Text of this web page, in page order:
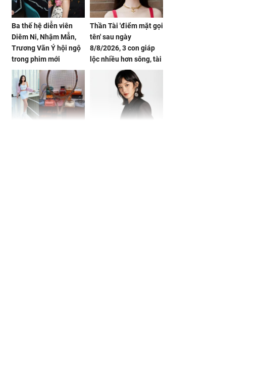
Ba thế hệ diễn viên
Diêm Ni, Nhậm Mẫn,
Trương Vãn Ý hội ngộ
trong phim mới
Thần Tài 'điểm mặt gọi
tên' sau ngày
8/8/2026, 3 con giáp
lộc nhiều hơn sông, tài
vận sáng như trăng
Rằm, chính thức hết